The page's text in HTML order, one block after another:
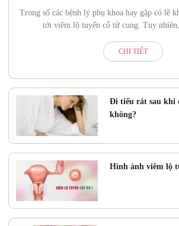
Trong số các bệnh lý phụ khoa hay gặp có lẽ
tới viêm lộ tuyến cổ tử cung. Tuy
CHI TIẾT
Đi tiểu rát sau khi
không?
Hình ảnh viêm lộ